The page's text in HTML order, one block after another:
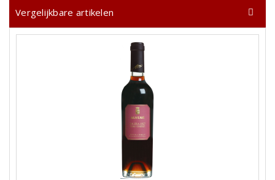
Vergelijkbare artikelen